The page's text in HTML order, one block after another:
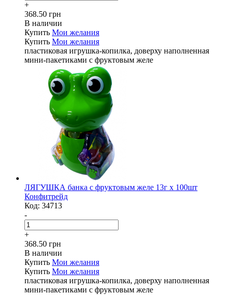
+
368.50 грн
В наличии
Купить Мои желания
Купить Мои желания
пластиковая игрушка-копилка, доверху наполненная
мини-пакетиками с фруктовым желе
ЛЯГУШКА банка с фруктовым желе 13г х 100шт
Конфитрейд
Код: 34713
-
+
368.50 грн
В наличии
Купить Мои желания
Купить Мои желания
пластиковая игрушка-копилка, доверху наполненная
мини-пакетиками с фруктовым желе